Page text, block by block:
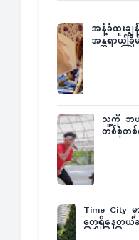
အနံ့ခံထူးခ
အန္တရာယ်ခြိ
သူ့ကို ဘယ်
တစ်စုံတ
Time City
တွေရှိနေတယ်